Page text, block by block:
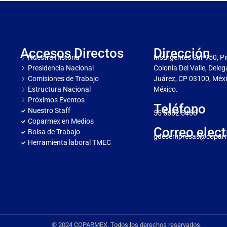
Accesos Directos
Nuestra Historia
Presidencia Nacional
Comisiones de Trabajo
Estructura Nacional
Próximos Eventos
Nuestro Staff
Coparmex en Medios
Bolsa de Trabajo
Herramienta laboral TMEC
Dirección
Insurgentes Sur 950,
Colonia Del Valle,
Juárez, CP 03100,
México.
Teléfono
55 5682 5466
Correo
© 2024 COPARMEX. Todos los derechos reservados.